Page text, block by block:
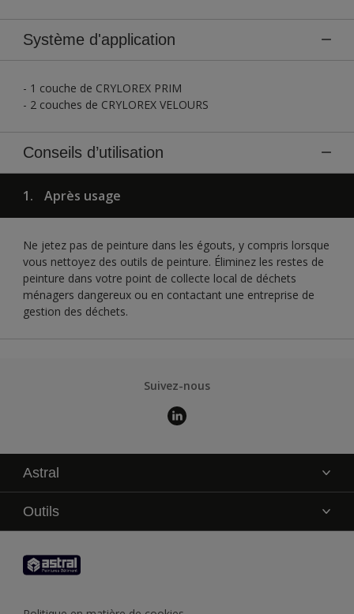
Système d'application
- 1 couche de CRYLOREX PRIM
- 2 couches de CRYLOREX VELOURS
Conseils d’utilisation
1. Après usage
Ne jetez pas de peinture dans les égouts, y compris lorsque
vous nettoyez des outils de peinture. Éliminez les restes de
peinture dans votre point de collecte local de déchets
ménagers dangereux ou en contactant une entreprise de
gestion des déchets.
Suivez-nous
Astral
La marque
Service technique
Contact
Trouver un point de vente
Outils